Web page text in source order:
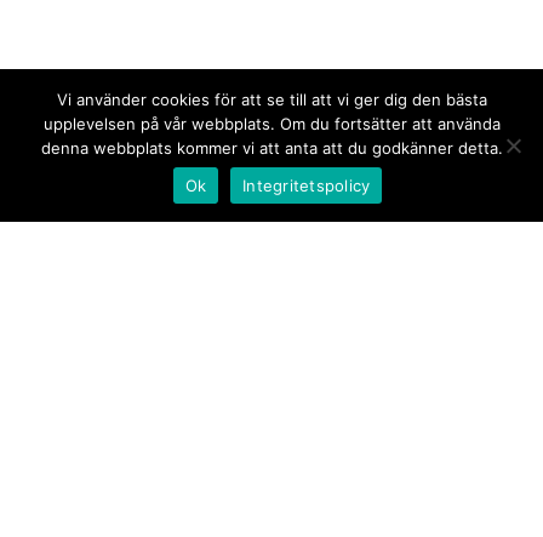
Vi använder cookies för att se till att vi ger dig den bästa
upplevelsen på vår webbplats. Om du fortsätter att använda
denna webbplats kommer vi att anta att du godkänner detta.
Ok
Integritetspolicy